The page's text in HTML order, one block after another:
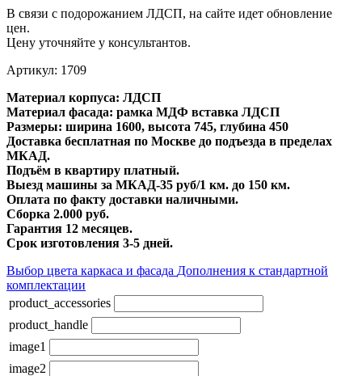
В связи с подорожанием ЛДСП, на сайте идет обновление
цен.
Цену уточняйте у консультантов.
Артикул: 1709
Материал корпуса: ЛДСП
Материал фасада: рамка МДФ вставка ЛДСП
Размеры: ширина 1600, высота 745, глубина 450
Доставка бесплатная по Москве до подъезда в пределах
МКАД.
Подъём в квартиру платный.
Выезд машины за МКАД-35 руб/1 км. до 150 км.
Оплата по факту доставки наличными.
Сборка 2.000 руб.
Гарантия 12 месяцев.
Срок изготовления 3-5 дней.
Выбор цвета каркаса и фасада Дополнения к стандартной
комплектации
product_accessories
product_handle
image1
image2